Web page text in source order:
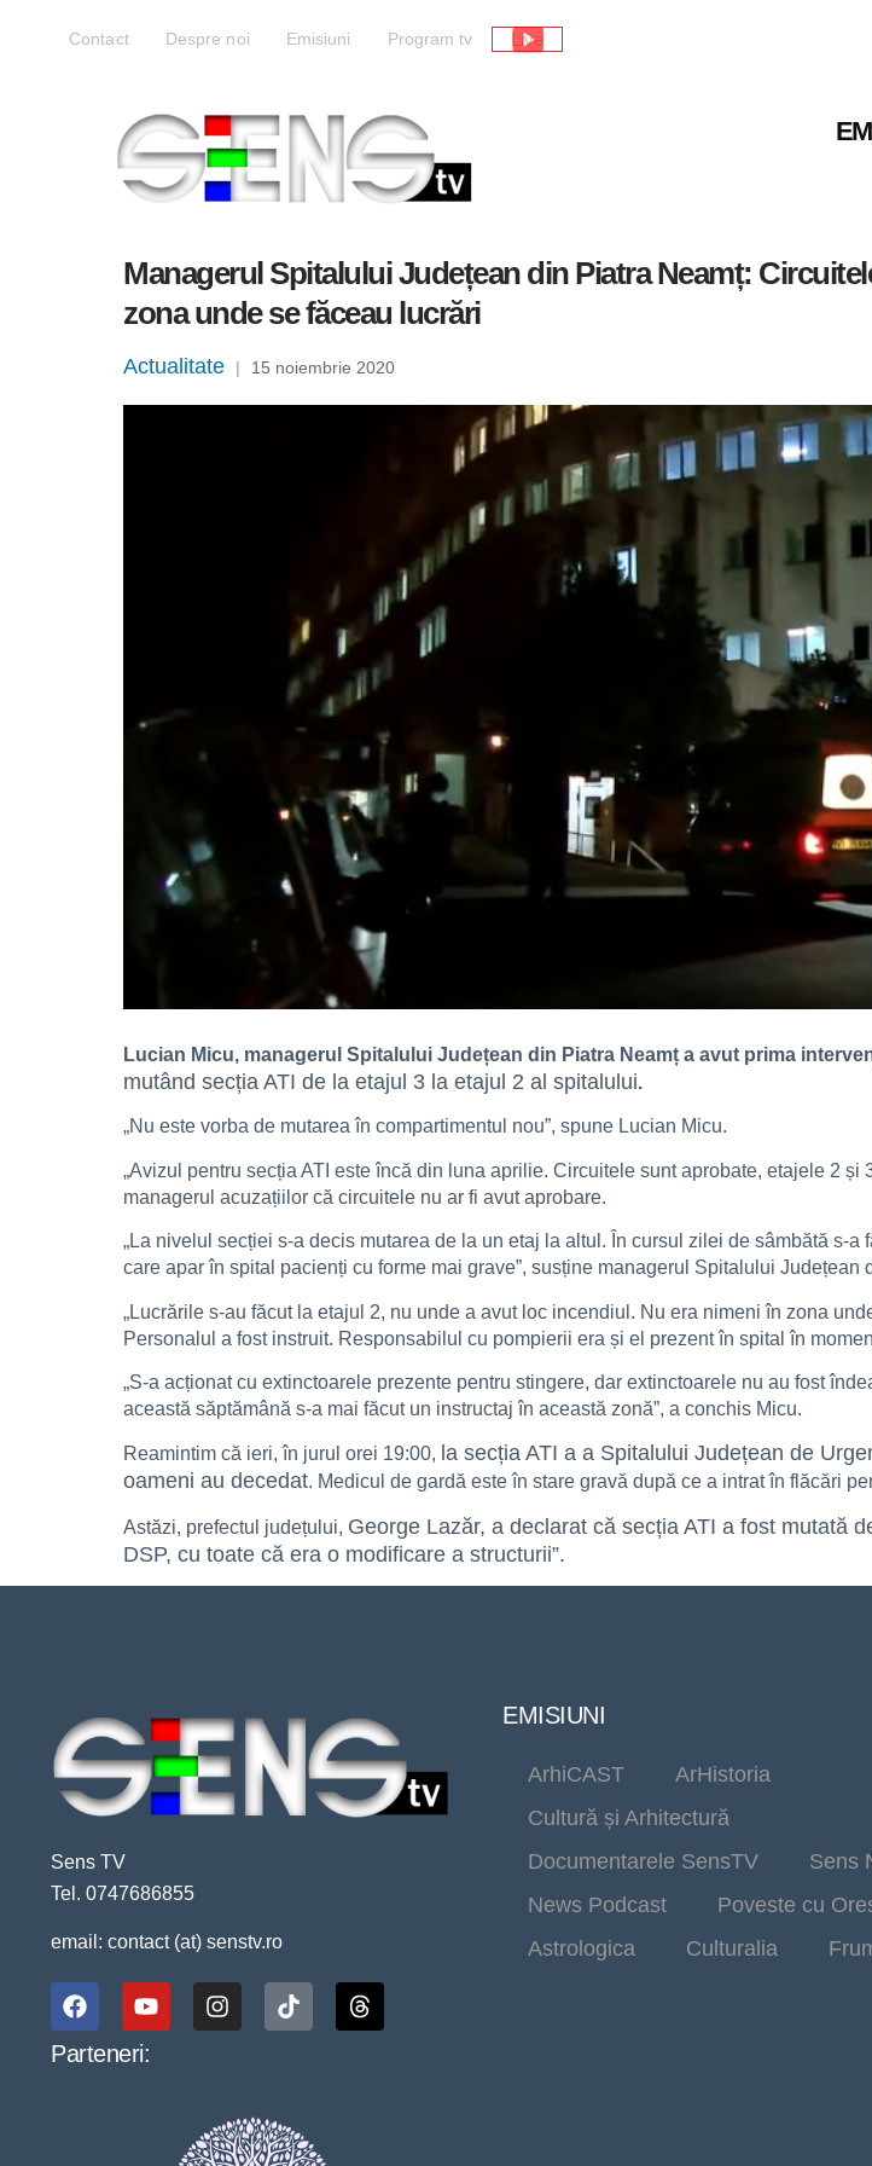
Contact Despre noi Emisiuni Program tv Live
Managerul Spitalului Județean din Piatra Neamț:
zona unde se făceau lucrări
Actualitate | 15 noiembrie 2020
Lucian Micu, managerul Spitalului Județean din Piatra Neamț a avut prima
mutând secția ATI de la etajul 3 la etajul 2 al spitalului.
„Nu este vorba de mutarea în compartimentul nou”, spune Lucian Micu.
„Avizul pentru secția ATI este încă din luna aprilie. Circuitele sunt aprobate, etajele 2
managerul acuzațiilor că circuitele nu ar fi avut aprobare.
„La nivelul secției s-a decis mutarea de la un etaj la altul. În cursul zilei de sâmbătă s-
care apar în spital pacienți cu forme mai grave”, susține managerul Spitalului Județean
„Lucrările s-au făcut la etajul 2, nu unde a avut loc incendiul. Nu era nimeni în zona
Personalul a fost instruit. Responsabilul cu pompierii era și el prezent în spital în
„S-a acționat cu extinctoarele prezente pentru stingere, dar extinctoarele nu au fost
această săptămână s-a mai făcut un instructaj în această zonă”, a conchis Micu.
Reamintim că ieri, în jurul orei 19:00, la secția ATI a a Spitalului Județean de
oameni au decedat. Medicul de gardă este în stare gravă după ce a intrat în flăcări
Astăzi, prefectul județului, George Lazăr, a declarat că secția ATI a fost mutată
DSP, cu toate că era o modificare a structurii”.
Sens TV
Tel. 0747686855
email: contact (at) senstv.ro
Parteneri:
EMISIUNI
ArhiCAST
ArHistoria
Cultură și Arhitectură
Documentarele SensTV
Sens
News Podcast
Poveste cu
Astrologica
Culturalia